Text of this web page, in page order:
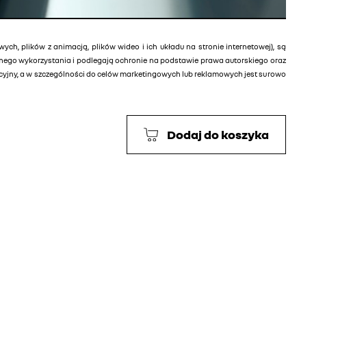
plików z animacją, plików wideo i ich układu na stronie internetowej), są
wykorzystania i podlegają ochronie na podstawie prawa autorskiego oraz
a w szczególności do celów marketingowych lub reklamowych jest surowo
Dodaj do koszyka